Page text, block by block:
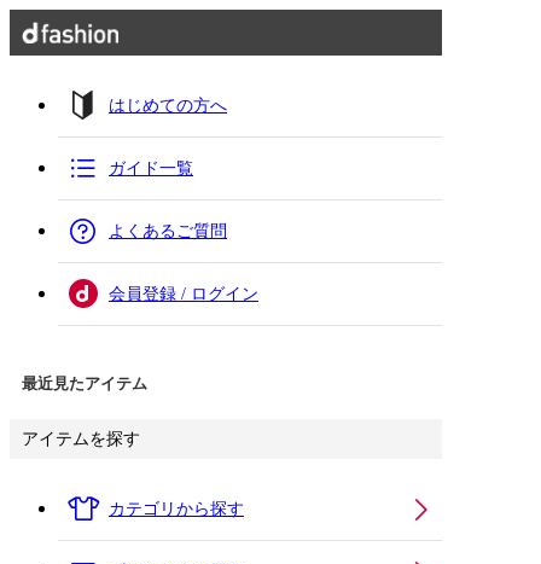
はじめての方へ
ガイド一覧
よくあるご質問
会員登録 / ログイン
最近見たアイテム
アイテムを探す
カテゴリから探す